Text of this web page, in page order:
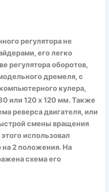
регулятора не
его легко
регулятора оборотов,
дремеля, с
кулера,
или 120 х 120 мм. Также
реверса двигателя, или
смены вращения
использовал
2 положения. На
схема его